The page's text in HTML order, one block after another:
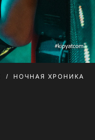
НОЧНАЯ ХРОНИКА